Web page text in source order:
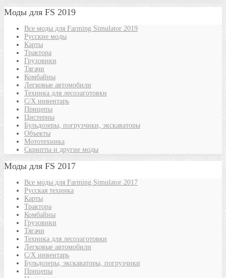
Моды для FS 2019
Все моды для Farming Simulator 2019
Русские моды
Карты
Трактора
Грузовики
Тягачи
Комбайны
Легковые автомобили
Техника для лесозаготовки
С/Х инвентарь
Прицепы
Цистерны
Бульдозеры, погрузчики, экскаваторы
Объекты
Мототехника
Скрипты и другие моды
Моды для FS 2017
Все моды для Farming Simulator 2017
Русская техника
Карты
Трактора
Комбайны
Грузовики
Тягачи
Техника для лесозаготовки
Легковые автомобили
С/Х инвентарь
Бульдозеры, экскаваторы, погрузчики
Прицепы